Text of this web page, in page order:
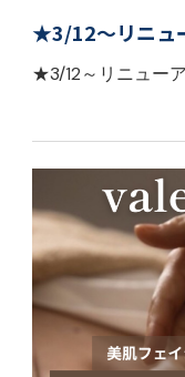
★3/12～リニュ
★3/12～リニュー